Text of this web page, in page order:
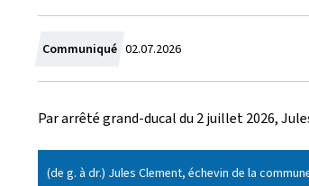
Communiqué C
r
é
02.07.2026
Par arrêté grand-ducal du 2 juillet 2026,
(de g. à dr.) Jules Clement, échevin de la